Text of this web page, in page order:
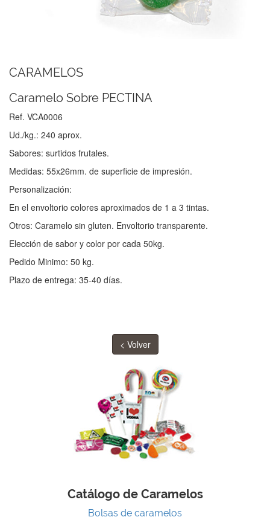
CARAMELOS
Caramelo Sobre PECTINA
Ref. VCA0006
Ud./kg.: 240 aprox.
Sabores: surtidos frutales.
Medidas: 55x26mm. de superficie de impresión.
Personalización:
En el envoltorio colores aproximados de 1 a 3 tintas.
Otros: Caramelo sin gluten. Envoltorio transparente.
Elección de sabor y color por cada 50kg.
Pedido Minimo: 50 kg.
Plazo de entrega: 35-40 días.
< Volver
Catálogo de Caramelos
Bolsas de caramelos